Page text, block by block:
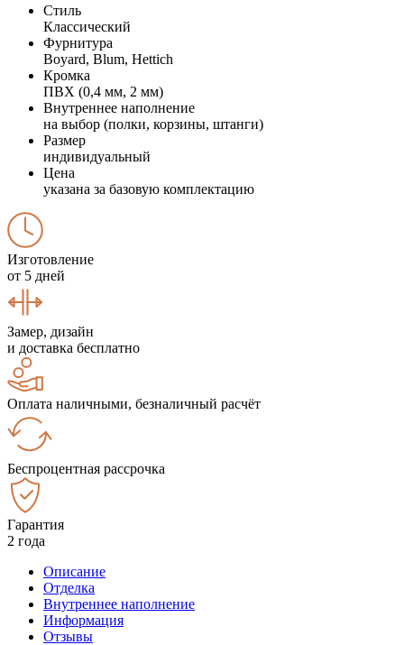
Стиль
Классический
Фурнитура
Boyard, Blum, Hettich
Кромка
ПВХ (0,4 мм, 2 мм)
Внутреннее наполнение
на выбор (полки, корзины, штанги)
Размер
индивидуальный
Цена
указана за базовую комплектацию
Изготовление
от 5 дней
Замер, дизайн
и доставка бесплатно
Оплата наличными, безналичный расчёт
Беспроцентная рассрочка
Гарантия
2 года
Описание
Отделка
Внутреннее наполнение
Информация
Отзывы